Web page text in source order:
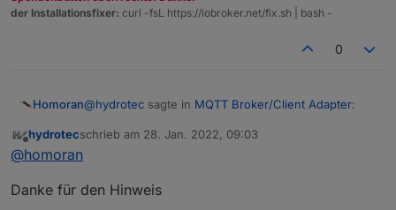
ein bestimmter Adapter entstanden ist.
Standard Adapter Client bei ioBroker?
Angenehmen Tag noch :-)
der Installationsfixer: curl -fsL https://iobroker.net/fix.sh | bash -
0
Homoran@hydrotec sagte in MQTT Broker/Client Adapter:
der reine MQTT-Client Adapter hat wesentlich mehr
Offline
hydrotecschrieb am 28. Jan. 2022, 09:03
zuletzt editiert von
@homoran
Danke für den Hinweis